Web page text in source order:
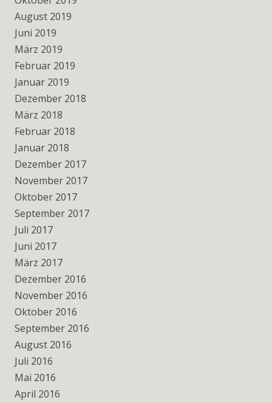
August 2019
Juni 2019
März 2019
Februar 2019
Januar 2019
Dezember 2018
März 2018
Februar 2018
Januar 2018
Dezember 2017
November 2017
Oktober 2017
September 2017
Juli 2017
Juni 2017
März 2017
Dezember 2016
November 2016
Oktober 2016
September 2016
August 2016
Juli 2016
Mai 2016
April 2016